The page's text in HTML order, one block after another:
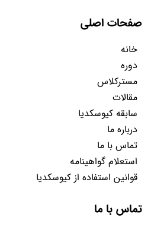
صفحات اصلی
خانه
دوره
مسترکلاس
مقالات
سابقه کیوسکدیا
درباره ما
تماس با ما
استعلام گواهینامه
قوانین استفاده از کیوسکدیا
تماس با ما